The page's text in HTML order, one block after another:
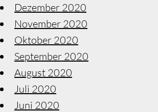
Dezember 2020
November 2020
Oktober 2020
September 2020
August 2020
Juli 2020
Juni 2020